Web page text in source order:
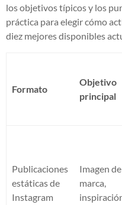
los objetivos típicos y los
práctica para elegir cómo
diez mejores disponibles
Formato
Objetivo
principal
Publicaciones
estáticas de
Instagram
Imagen de
marca,